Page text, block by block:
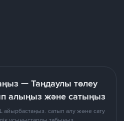
— Таңдаулы төлеу
алыңыз және сатыңыз
айырбастаңыз. сатып алу және сату